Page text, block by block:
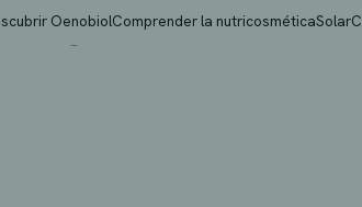
OenobiolComprender la nutricosméticaSolar
ESTHER